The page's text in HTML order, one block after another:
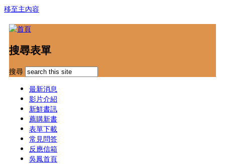
移至主內容
搜尋表單
搜尋
最新消息
影片介紹
新鮮書訊
薦購新書
表單下載
常見問答
反應信箱
吳鳳首頁